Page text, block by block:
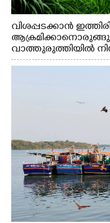
വിശപ്പടക്കാൻ
വാത്തുരുത്തിയിൽ